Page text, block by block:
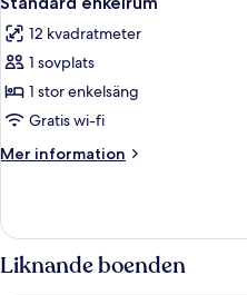
alla
foton
för
Standard
enkelrum
12 kvadratmeter
1 sovplats
1 stor enkelsäng
Gratis wi-fi
Mer information
Mer
enkelrum
Liknande boenden